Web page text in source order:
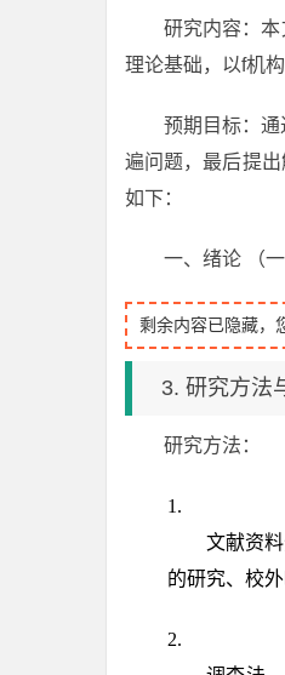
研究内容：
理论基础，以f机
预期目标：
遍问题，最后提
如下：
一、绪论 （
剩余内容已隐藏，
3. 研究方法
研究方法：
文献资
的研究、校